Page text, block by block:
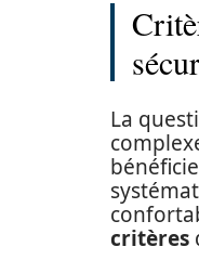
La
critères